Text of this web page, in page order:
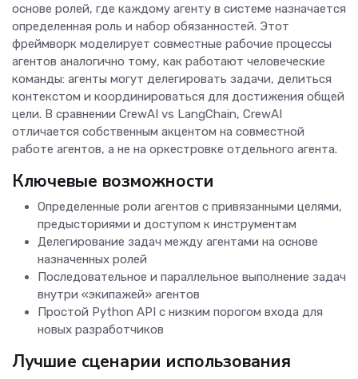
основе ролей, где каждому агенту в системе назначается
определенная роль и набор обязанностей. Этот
фреймворк моделирует совместные рабочие процессы
агентов аналогично тому, как работают человеческие
команды: агенты могут делегировать задачи, делиться
контекстом и координироваться для достижения общей
цели. В сравнении CrewAI vs LangChain, CrewAI
отличается собственным акцентом на совместной
работе агентов, а не на оркестровке отдельного агента.
Ключевые возможности
Определенные роли агентов с привязанными целями,
предысториями и доступом к инструментам
Делегирование задач между агентами на основе
назначенных ролей
Последовательное и параллельное выполнение задач
внутри «экипажей» агентов
Простой Python API с низким порогом входа для
новых разработчиков
Лучшие сценарии использования